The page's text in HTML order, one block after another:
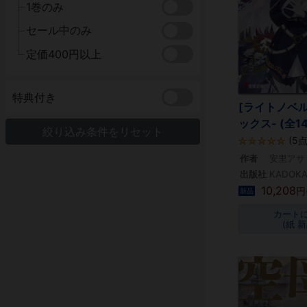
1巻のみ
セール中のみ
定価400円以上
特典付き
[ライトノベ
ックス- (全
(5
新品 10,208
カート
(紙